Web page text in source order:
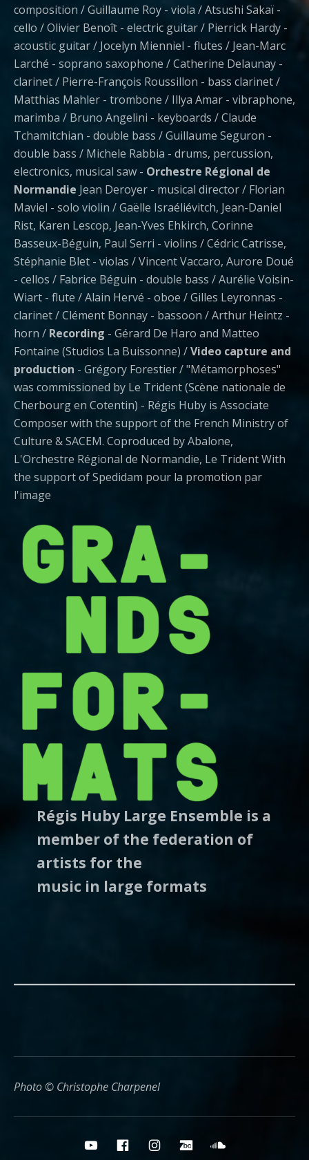
composition / Guillaume Roy - viola / Atsushi Sakaï -
cello / Olivier Benoît - electric guitar / Pierrick Hardy -
acoustic guitar / Jocelyn Mienniel - flutes / Jean-Marc
Larché - soprano saxophone / Catherine Delaunay -
clarinet / Pierre-François Roussillon - bass clarinet /
Matthias Mahler - trombone / Illya Amar - vibraphone,
marimba / Bruno Angelini - keyboards / Claude
Tchamitchian - double bass / Guillaume Seguron -
double bass / Michele Rabbia - drums, percussion,
electronics, musical saw - Orchestre Régional de
Normandie Jean Deroyer - musical director / Florian
Maviel - solo violin / Gaëlle Israéliévitch, Jean-Daniel
Rist, Karen Lescop, Jean-Yves Ehkirch, Corinne
Basseux-Béguin, Paul Serri - violins / Cédric Catrisse,
Stéphanie Blet - violas / Vincent Vaccaro, Aurore Doué
- cellos / Fabrice Béguin - double bass / Aurélie Voisin-
Wiart - flute / Alain Hervé - oboe / Gilles Leyronnas -
clarinet / Clément Bonnay - bassoon / Arthur Heintz -
horn / Recording - Gérard De Haro and Matteo
Fontaine (Studios La Buissonne) /Video capture and
production - Grégory Forestier / "Métamorphoses"
was commissioned by Le Trident (Scène nationale de
Cherbourg en Cotentin) - Régis Huby is Associate
Composer with the support of the French Ministry of
Culture & SACEM. Coproduced by Abalone,
L'Orchestre Régional de Normandie, Le Trident With
the support of Spedidam pour la promotion par
l'image
Régis Huby Large Ensemble is a
member of the federation of
artists for the
music in large formats
Photo © Christophe Charpenel
Social media buttons
YouTubeFacebookInstagramBandcamp
Soundcloud